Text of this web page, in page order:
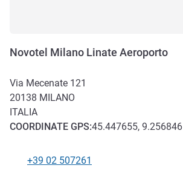
Novotel Milano Linate Aeroporto
Via Mecenate 121
20138 MILANO
ITALIA
COORDINATE GPS:45.447655, 9.256846
Telefono
+39 02 507261